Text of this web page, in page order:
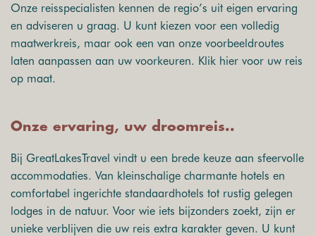
Onze reisspecialisten kennen de regio’s uit eigen ervaring
en adviseren u graag. U kunt kiezen voor een volledig
maatwerkreis, maar ook een van onze voorbeeldroutes
laten aanpassen aan uw voorkeuren. Klik hier voor uw reis
op maat.
Onze ervaring, uw droomreis..
Bij GreatLakesTravel vindt u een brede keuze aan sfeervolle
accommodaties. Van kleinschalige charmante hotels en
comfortabel ingerichte standaardhotels tot rustig gelegen
lodges in de natuur. Voor wie iets bijzonders zoekt, zijn er
unieke verblijven die uw reis extra karakter geven. U kunt